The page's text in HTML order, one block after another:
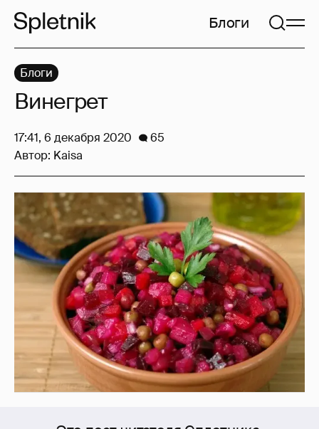
Блоги
Блоги
Винегрет
17:41, 6 декабря 2020
65
Автор: Kaisa